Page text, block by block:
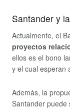
Santander y
Actualmente, el
proyectos
ellos es el bono
y el cual esperan
Además, la
Santander puede